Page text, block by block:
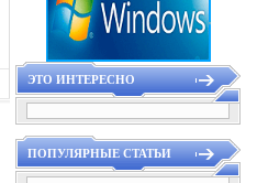
ЭТО ИНТЕРЕСНО
ПОПУЛЯРНЫЕ СТАТЬИ